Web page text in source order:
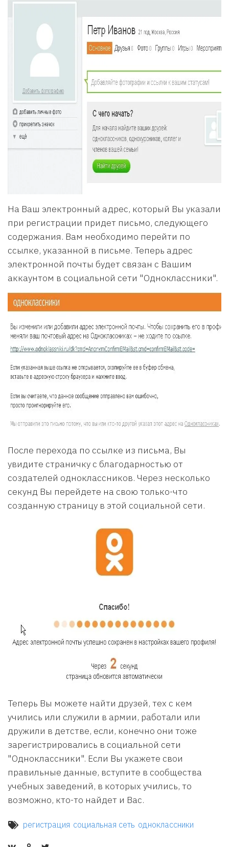
На Ваш электронный адрес, который Вы указали
при регистрации придет письмо, следующего
содержания. Вам необходимо перейти по
ссылке, указанной в письме. Теперь адрес
электронной почты будет связан с Вашим
аккаунтом в социальной сети "Одноклассники".
После перехода по ссылке из письма, Вы
увидите страничку с благодарностью от
создателей одноклассников. Через несколько
секунд Вы перейдете на свою только-что
созданную страницу в этой социальной сети.
Теперь Вы можете найти друзей, тех с кем
учились или служили в армии, работали или
дружили в детстве, если, конечно они тоже
зарегистрировались в социальной сети
"Одноклассники". Если Вы укажете свои
правильные данные, вступите в сообщества
учебных заведений, в которых учились, то
возможно, кто-то найдет и Вас.
регистрация социальная сеть одноклассники